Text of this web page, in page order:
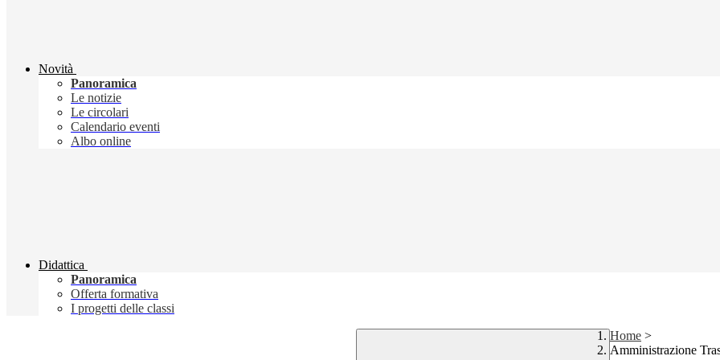
Novità
Panoramica
Le notizie
Le circolari
Calendario eventi
Albo online
Didattica
Panoramica
Offerta formativa
I progetti delle classi
Home >
Amministrazione